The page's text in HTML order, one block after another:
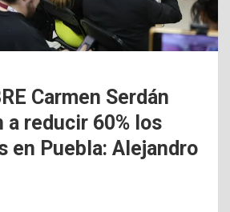
Carmen Serdán
reducir 60% los
en Puebla: Alejandro